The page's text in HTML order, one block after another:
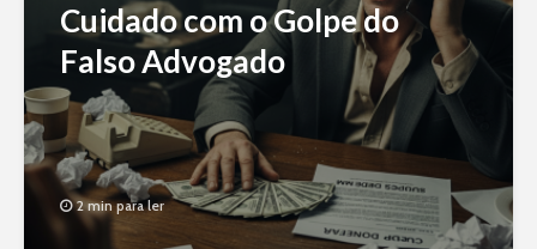
Cuidado com o Golpe do
Falso Advogado
2 min para ler